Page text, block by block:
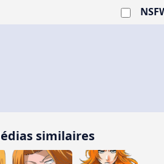
similaires